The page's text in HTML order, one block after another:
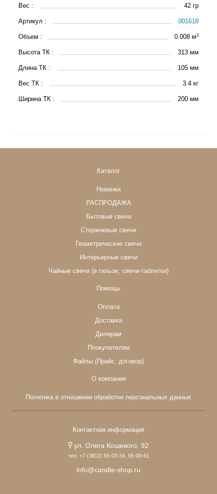
Вес : 42 гр
Артикул : 001618
Объем : 0.008 м3
Высота ТК : 313 мм
Длина ТК : 105 мм
Вес ТК : 3.4 кг
Ширина ТК : 200 мм
Каталог
Новинки
РАСПРОДАЖА
Бытовые свечи
Стержневые свечи
Геометрические свечи
Интерьерные свечи
Чайные свечи (в гильзе, свечи-таблетки)
Помощь
Оплата
Доставка
Дилерам
Ппокупателям
Файлы (Прайс, договор)
О компании
Политика в отношении обработки персональных данных
Контактная информация
ул. Олега Кошевого, 92
тел. +7 (3812) 55-03-34, 55-00-61
info@candle-shop.ru